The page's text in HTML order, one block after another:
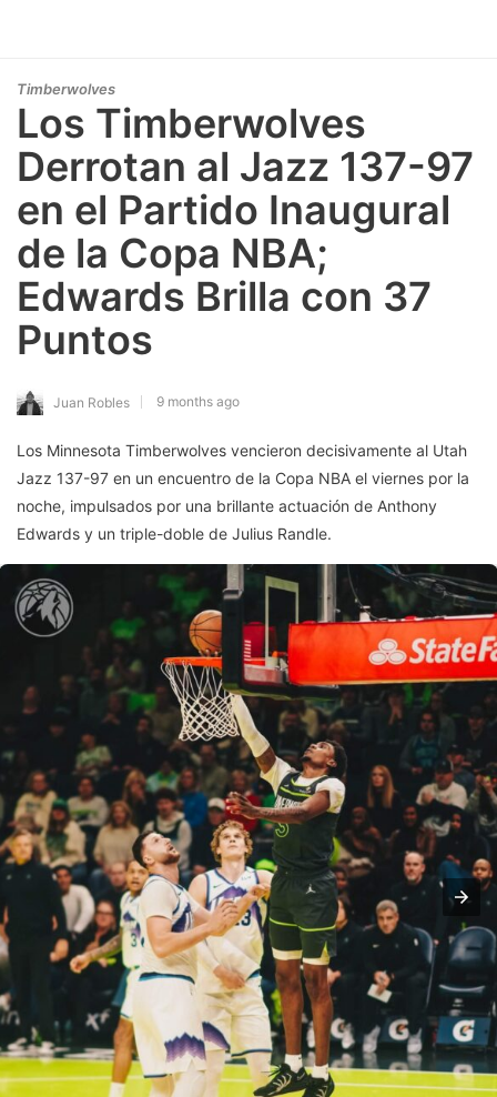
Timberwolves
Los Timberwolves
Derrotan al Jazz 137-97
en el Partido Inaugural
de la Copa NBA;
Edwards Brilla con 37
Puntos
Juan Robles 9 months ago
Los Minnesota Timberwolves vencieron decisivamente al Utah
Jazz 137-97 en un encuentro de la Copa NBA el viernes por la
noche, impulsados por una brillante actuación de Anthony
Edwards y un triple-doble de Julius Randle.